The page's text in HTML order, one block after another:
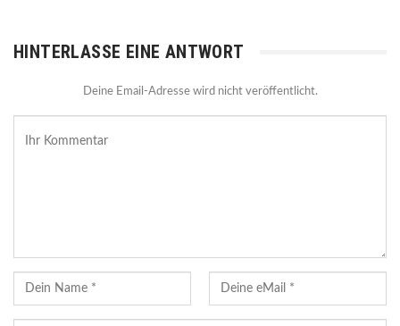
HINTERLASSE EINE ANTWORT
Deine Email-Adresse wird nicht veröffentlicht.